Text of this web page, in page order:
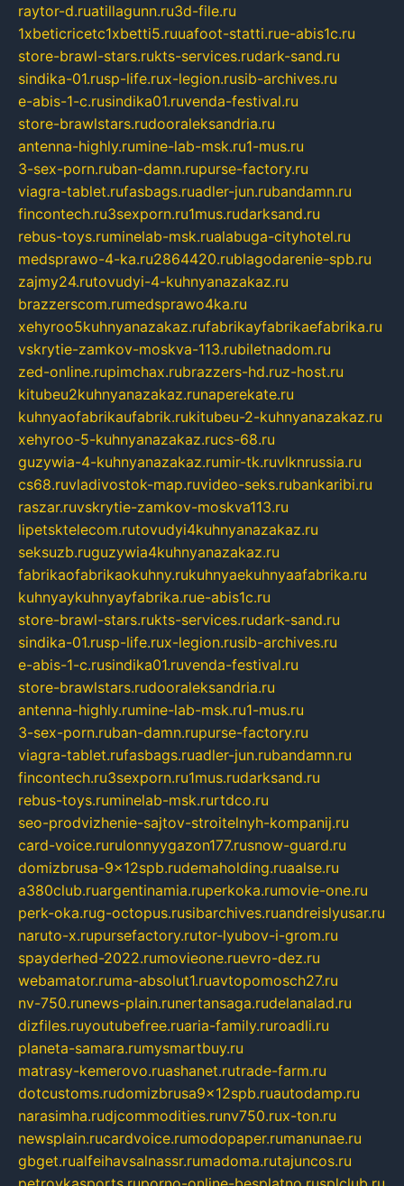
raytor-d.ruatillagunn.ru3d-file.ru
1xbeticricetc1xbetti5.ruuafoot-statti.rue-abis1c.ru
store-brawl-stars.rukts-services.rudark-sand.ru
sindika-01.rusp-life.rux-legion.rusib-archives.ru
e-abis-1-c.rusindika01.ruvenda-festival.ru
store-brawlstars.rudooraleksandria.ru
antenna-highly.rumine-lab-msk.ru1-mus.ru
3-sex-porn.ruban-damn.rupurse-factory.ru
viagra-tablet.rufasbags.ruadler-jun.rubandamn.ru
fincontech.ru3sexporn.ru1mus.rudarksand.ru
rebus-toys.ruminelab-msk.rualabuga-cityhotel.ru
medsprawo-4-ka.ru2864420.rublagodarenie-spb.ru
zajmy24.rutovudyi-4-kuhnyanazakaz.ru
brazzerscom.rumedsprawo4ka.ru
xehyroo5kuhnyanazakaz.rufabrikayfabrikaefabrika.ru
vskrytie-zamkov-moskva-113.rubiletnadom.ru
zed-online.rupimchax.rubrazzers-hd.ruz-host.ru
kitubeu2kuhnyanazakaz.runaperekate.ru
kuhnyaofabrikaufabrik.rukitubeu-2-kuhnyanazakaz.ru
xehyroo-5-kuhnyanazakaz.rucs-68.ru
guzywia-4-kuhnyanazakaz.rumir-tk.ruvlknrussia.ru
cs68.ruvladivostok-map.ruvideo-seks.rubankaribi.ru
raszar.ruvskrytie-zamkov-moskva113.ru
lipetsktelecom.rutovudyi4kuhnyanazakaz.ru
seksuzb.ruguzywia4kuhnyanazakaz.ru
fabrikaofabrikaokuhny.rukuhnyaekuhnyaafabrika.ru
kuhnyaykuhnyayfabrika.rue-abis1c.ru
store-brawl-stars.rukts-services.rudark-sand.ru
sindika-01.rusp-life.rux-legion.rusib-archives.ru
e-abis-1-c.rusindika01.ruvenda-festival.ru
store-brawlstars.rudooraleksandria.ru
antenna-highly.rumine-lab-msk.ru1-mus.ru
3-sex-porn.ruban-damn.rupurse-factory.ru
viagra-tablet.rufasbags.ruadler-jun.rubandamn.ru
fincontech.ru3sexporn.ru1mus.rudarksand.ru
rebus-toys.ruminelab-msk.rurtdco.ru
seo-prodvizhenie-sajtov-stroitelnyh-kompanij.ru
card-voice.rurulonnyygazon177.rusnow-guard.ru
domizbrusa-9x12spb.rudemaholding.ruaalse.ru
a380club.ruargentinamia.ruperkoka.rumovie-one.ru
perk-oka.rug-octopus.rusibarchives.ruandreislyusar.ru
naruto-x.rupursefactory.rutor-lyubov-i-grom.ru
spayderhed-2022.rumovieone.ruevro-dez.ru
webamator.ruma-absolut1.ruavtopomosch27.ru
nv-750.runews-plain.runertansaga.rudelanalad.ru
dizfiles.ruyoutubefree.ruaria-family.ruroadli.ru
planeta-samara.rumysmartbuy.ru
matrasy-kemerovo.ruashanet.rutrade-farm.ru
dotcustoms.rudomizbrusa9x12spb.ruautodamp.ru
narasimha.rudjcommodities.runv750.rux-ton.ru
newsplain.rucardvoice.rumodopaper.rumanunae.ru
gbget.rualfeihavsalnassr.rumadoma.rutajuncos.ru